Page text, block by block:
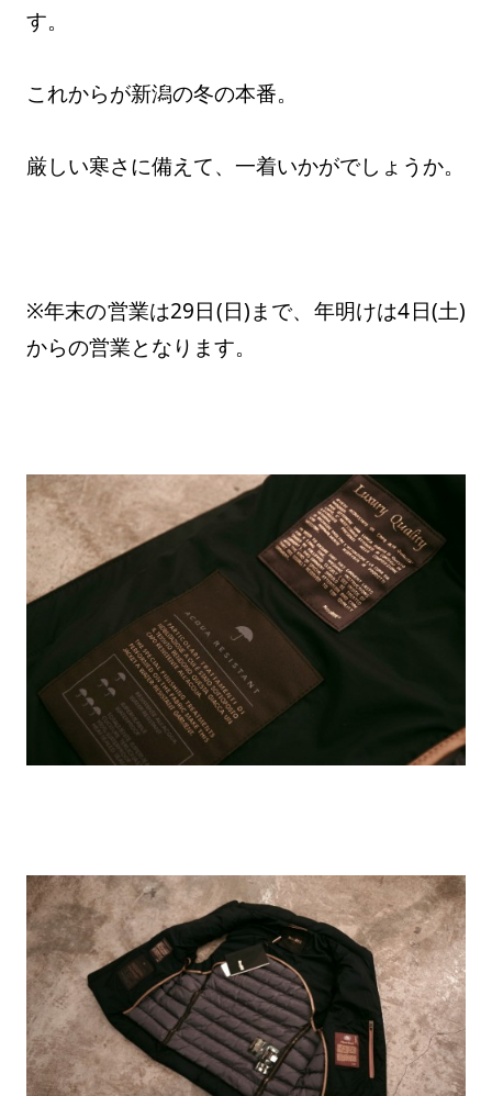
す。
これからが新潟の冬の本番。
厳しい寒さに備えて、一着いかがでしょうか。
※年末の営業は29日(日)まで、年明けは4日(土)
からの営業となります。